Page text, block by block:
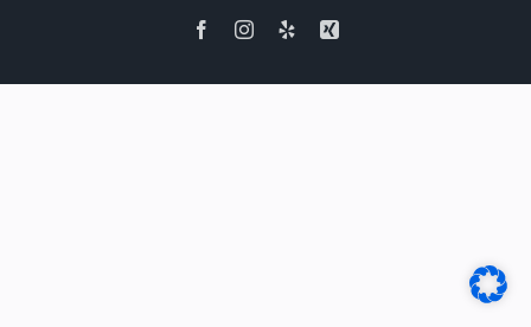
FacebookInstagram
Yelp Xing